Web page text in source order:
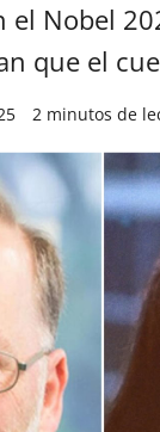
el Nobel
que el
2 minutos de